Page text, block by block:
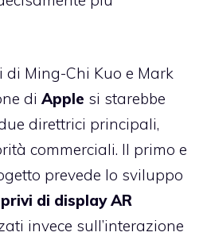
di Ming-Chi Kuo e Mark
di Apple si starebbe
direttrici principali,
commerciali. Il primo e
prevede lo sviluppo
di display AR
invece sull’interazione